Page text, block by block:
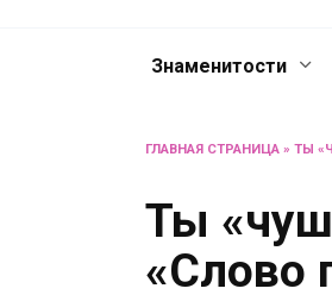
Знаменитости
ГЛАВНАЯ СТРАНИЦА » ТЫ
Ты
«Слово